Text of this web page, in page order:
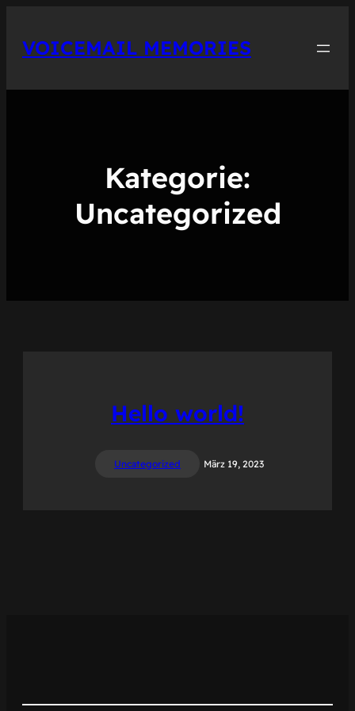
Inhalt
springen
VOICEMAIL MEMORIES
Kategorie:
Uncategorized
Hello world!
Uncategorized März 19, 2023